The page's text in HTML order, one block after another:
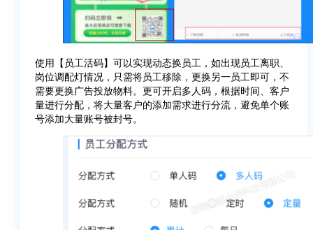
使用【员工活码】可以实现动态换员工，如出现员工离职、
岗位调配灯情况，只需将员工移除，更换另一员工即可，不
需要更换广告投放物料。更可开启多人码，根据时间、客户
量进行分配，将大量客户的添加需求进行分流，避免单个账
号添加大量账号被封号。